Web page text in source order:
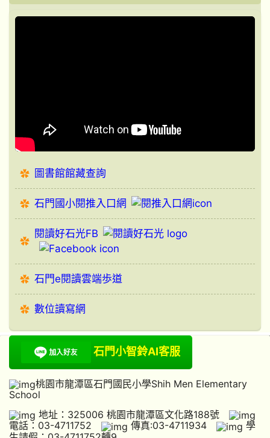
圖書館館藏查詢
石門國小閱推入口網
閱讀好石光FB
石門e閱讀雲端歩道
數位讀寫網
石門小智鈴AI客服
桃園市龍潭區石門國民小學Shih Men Elementary
School
地址：325006 桃園市龍潭區文化路188號
電話：03-4711752
傳真:03-4711934
學